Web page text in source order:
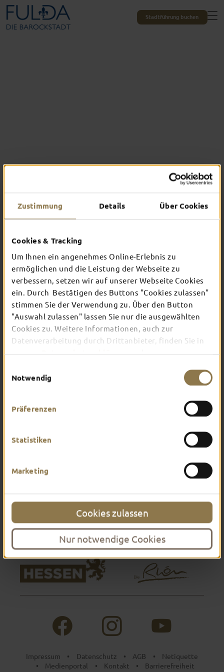
Zustimmung Details Über Cookies
Cookies & Tracking
Um Ihnen ein angenehmes Online-Erlebnis zu
ermöglichen und die Leistung der Webseite zu
verbessern, setzen wir auf unserer Webseite Cookies
ein. Durch Bestätigen des Buttons "Cookies zulassen"
stimmen Sie der Verwendung zu. Über den Button
"Auswahl zulassen" lassen Sie nur die ausgewählten
Cookies zu. Weitere Informationen, auch zur
Datenverarbeitung durch Drittanbieter, finden Sie in
Notwendig
Präferenzen
Statistiken
Marketing
Cookies zulassen
Nur notwendige Cookies
Stadtführung buchen
SOUVENIRS
Schon immer haben Reisende Souvenirs als
Erinnerung an ihre Erlebnisse mit nach Hause
gebracht. Und das aus gutem Grund: Souvenirs
halten schöne Erinnerungen fest und zaubern uns
Menschen ein Lächeln ins Gesicht, wenn man an
die positiven Reiseerfahrungen zurückdenkt.
Hier findest du eine Auswahl der beliebtesten
Souvenirs und Geschenke aus Fulda. Besuche uns
gerne vor Ort in der Tourist-Information, dort
entdeckst du viele weitere Mitbringsel und
Impressum • Datenschutz • AGB •
Netiquette
•
Medienportal • Kontakt • Barrierefreiheit